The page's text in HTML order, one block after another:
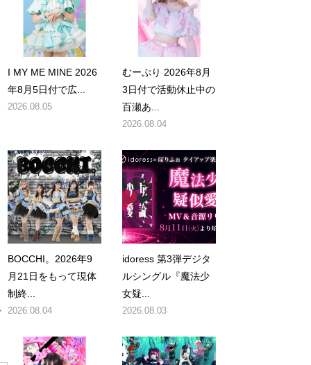
I MY ME MINE 2026
年8月5日付で広...
2026.08.05
むーぷり 2026年8月
3日付で活動休止中の
百瀬あ...
2026.08.04
BOCCHI。2026年9
月21日をもって現体
制終...
2026.08.04
idoress 第3弾デジタ
ルシングル『魔法少
女疑...
2026.08.03